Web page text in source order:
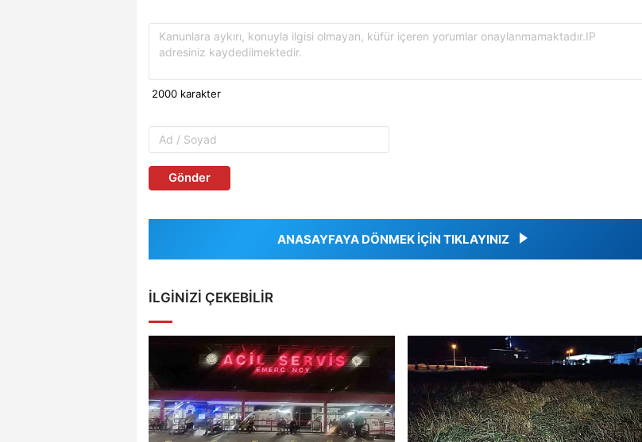
Gönder
ANASAYFAYA DÖNMEK İÇİN TIKLAYINIZ
İLGINIZI ÇEKEBILIR